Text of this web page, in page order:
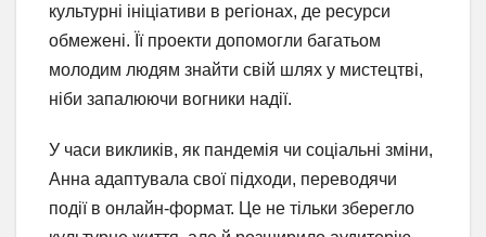
культурні ініціативи в регіонах, де ресурси
обмежені. Її проекти допомогли багатьом
молодим людям знайти свій шлях у мистецтві,
ніби запалюючи вогники надії.
У часи викликів, як пандемія чи соціальні зміни,
Анна адаптувала свої підходи, переводячи
події в онлайн-формат. Це не тільки зберегло